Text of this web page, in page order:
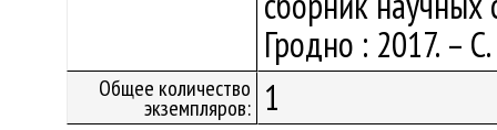
Гродно : 2017. –
Общее количество
экземпляров: 1